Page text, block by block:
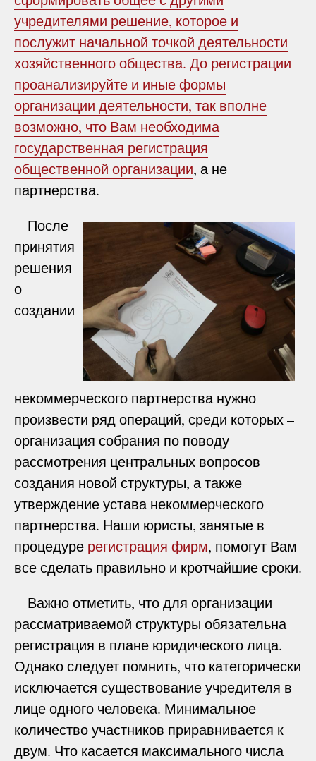
учредителями решение, которое и
послужит начальной точкой деятельности
хозяйственного общества. До регистрации
проанализируйте и иные формы
организации деятельности, так вполне
возможно, что Вам необходима
государственная регистрация
общественной организации, а не
партнерства.
После
принятия
решения
о
создании
некоммерческого партнерства нужно
произвести ряд операций, среди которых –
организация собрания по поводу
рассмотрения центральных вопросов
создания новой структуры, а также
утверждение устава некоммерческого
партнерства. Наши юристы, занятые в
процедуре регистрация фирм, помогут Вам
все сделать правильно и кротчайшие сроки.
Важно отметить, что для организации
рассматриваемой структуры обязательна
регистрация в плане юридического лица.
Однако следует помнить, что категорически
исключается существование учредителя в
лице одного человека. Минимальное
количество участников приравнивается к
двум. Что касается максимального числа